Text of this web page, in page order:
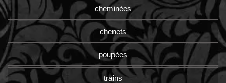
cheminées
chenets
poupées
trains